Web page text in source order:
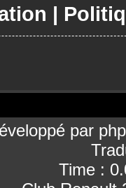
|
par
Time :